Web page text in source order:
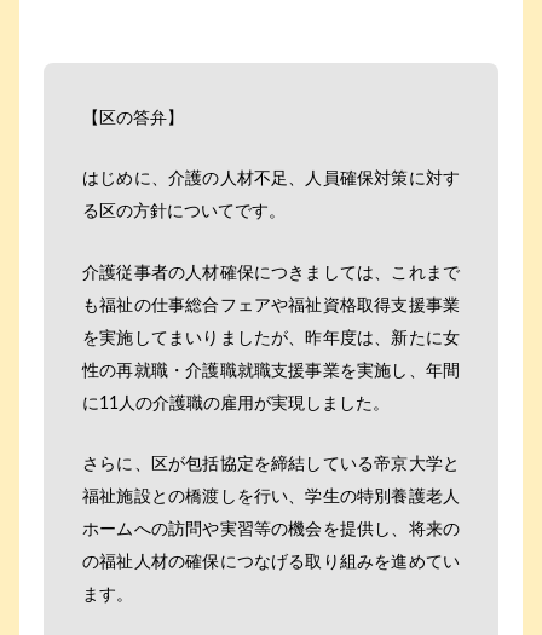
【区の答弁】
はじめに、介護の人材不足、人員確保対策に対す
る区の方針についてです。
介護従事者の人材確保につきましては、これまで
も福祉の仕事総合フェアや福祉資格取得支援事業
を実施してまいりましたが、昨年度は、新たに女
性の再就職・介護職就職支援事業を実施し、年間
に11人の介護職の雇用が実現しました。
さらに、区が包括協定を締結している帝京大学と
福祉施設との橋渡しを行い、学生の特別養護老人
ホームへの訪問や実習等の機会を提供し、将来の
の福祉人材の確保につなげる取り組みを進めてい
ます。